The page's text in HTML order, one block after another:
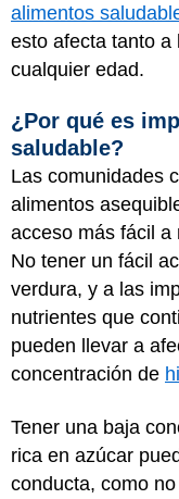
alimentos
esto afecta tanto a
cualquier edad.
¿Por qué es
saludable?
Las comunidades
alimentos
acceso más fácil a
No tener un fácil
verdura, y a las
nutrientes que
pueden llevar a
concentración de
Tener una baja
rica en azúcar
conducta, como